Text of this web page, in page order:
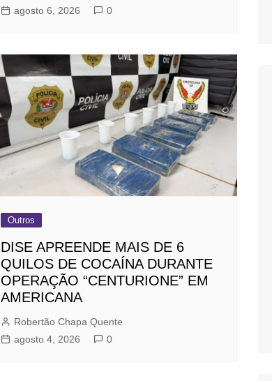
agosto 6, 2026
0
Outros
DISE APREENDE MAIS DE 6
QUILOS DE COCAÍNA DURANTE
OPERAÇÃO “CENTURIONE” EM
AMERICANA
Robertão Chapa Quente
agosto 4, 2026
0